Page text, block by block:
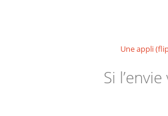
Une appli
Si